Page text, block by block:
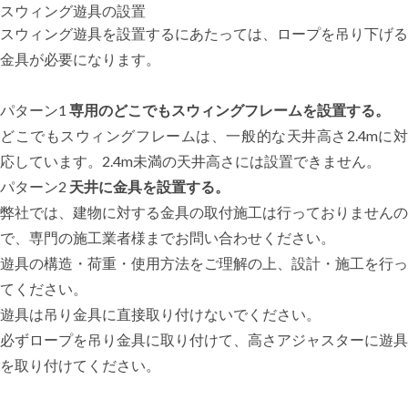
スウィング遊具の設置
スウィング遊具を設置するにあたっては、ロープを吊り下げる
金具が必要になります。
パターン1 専用のどこでもスウィングフレームを設置する。
どこでもスウィングフレームは、一般的な天井高さ2.4mに対
応しています。2.4m未満の天井高さには設置できません。
パターン2 天井に金具を設置する。
弊社では、建物に対する金具の取付施工は行っておりませんの
で、専門の施工業者様までお問い合わせください。
遊具の構造・荷重・使用方法をご理解の上、設計・施工を行っ
てください。
遊具は吊り金具に直接取り付けないでください。
必ずロープを吊り金具に取り付けて、高さアジャスターに遊具
を取り付けてください。